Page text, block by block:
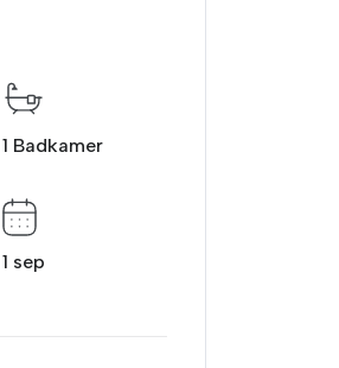
1 Badkamer
1 sep